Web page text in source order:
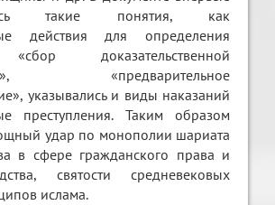
такие понятия, как
действия для определения
доказательственной
«предварительное
указывались и виды наказаний
преступления. Таким образом
удар по монополии шариата
в сфере гражданского права и
святости средневековых
ислама.